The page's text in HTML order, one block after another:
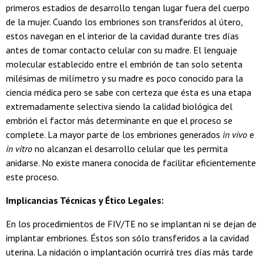
primeros estadios de desarrollo tengan lugar fuera del cuerpo
de la mujer. Cuando los embriones son transferidos al útero,
estos navegan en el interior de la cavidad durante tres días
antes de tomar contacto celular con su madre. El lenguaje
molecular establecido entre el embrión de tan solo setenta
milésimas de milímetro y su madre es poco conocido para la
ciencia médica pero se sabe con certeza que ésta es una etapa
extremadamente selectiva siendo la calidad biológica del
embrión el factor más determinante en que el proceso se
complete. La mayor parte de los embriones generados in vivo e
in vitro no alcanzan el desarrollo celular que les permita
anidarse. No existe manera conocida de facilitar eficientemente
este proceso.
Implicancias Técnicas y Ético Legales:
En los procedimientos de FIV/TE no se implantan ni se dejan de
implantar embriones. Éstos son sólo transferidos a la cavidad
uterina. La nidación o implantación ocurrirá tres días más tarde